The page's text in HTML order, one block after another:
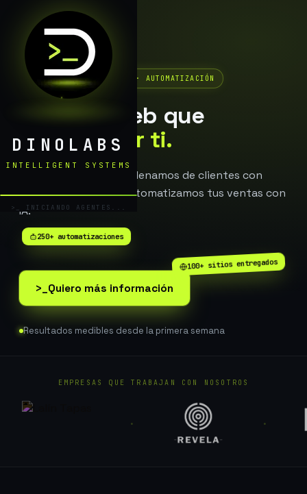
DINOLABS
INTELLIGENT SYSTEMS
>_ INICIANDO AGENTES...
PÁGINAS WEB · VENTAS · AUTOMATIZACIÓN
Páginas web que
venden por ti.
Diseñamos tu sitio, lo llenamos de clientes con
publicidad digital y automatizamos tus ventas con
IA.
100+ sitios entregados
250+ automatizaciones
>_ Quiero más información
Resultados medibles desde la primera semana
EMPRESAS QUE TRABAJAN CON NOSOTROS